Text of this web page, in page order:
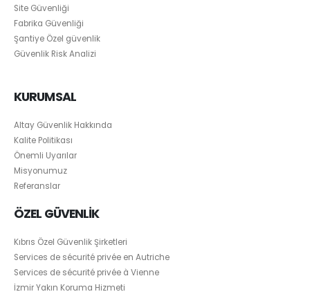
Site Güvenliği
Fabrika Güvenliği
Şantiye Özel güvenlik
Güvenlik Risk Analizi
KURUMSAL
Altay Güvenlik Hakkında
Kalite Politikası
Önemli Uyarılar
Misyonumuz
Referanslar
ÖZEL GÜVENLİK
Kıbrıs Özel Güvenlik Şirketleri
Services de sécurité privée en Autriche
Services de sécurité privée à Vienne
İzmir Yakın Koruma Hizmeti